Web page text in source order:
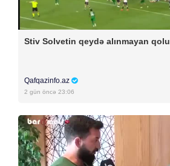
Stiv Solvetin qeydə alınmayan qolu
Qafqazinfo.az
2 gün öncə 23:06